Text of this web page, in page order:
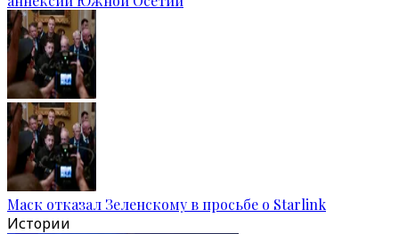
Маск отказал Зеленскому в просьбе о Starlink
Истории